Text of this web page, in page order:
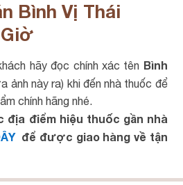
Bình Vị Thái
hãy đọc chính xác tên Bình
ảnh này ra) khi đến nhà thuốc để
chính hãng nhé.
địa điểm hiệu thuốc gần nhà
để được giao hàng về tận